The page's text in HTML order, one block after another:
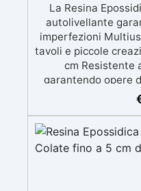
La Resina
autolivellante
imperfezioni
tavoli e piccole
cm Resistente
garantendo opere
ingiallimenti nel
formula anti-
Certificata Atossica
con la pelle,